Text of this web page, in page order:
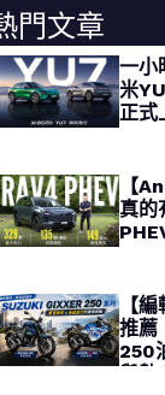
門文章
一小
米
正式
【
真的
【
推
250
與熱